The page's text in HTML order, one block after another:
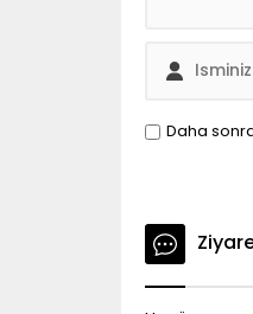
Daha